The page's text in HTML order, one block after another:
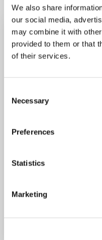
We also share
our social media,
may combine it with
provided to them or that
of their services.
Selection
Necessary
Preferences
Statistics
Marketing